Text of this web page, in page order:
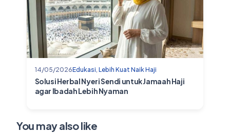
14/05/2026Edukasi Lebih Kuat Naik Haji
Solusi Herbal Nyeri Sendi untuk Jamaah Haji
agar Ibadah Lebih Nyaman
You may also like